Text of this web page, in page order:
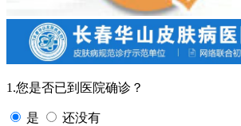
1.您是否已到医院确诊？
是 还没有